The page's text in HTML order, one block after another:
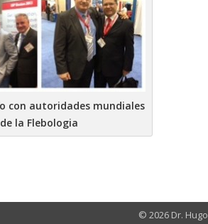
con autoridades mundiales
de la Flebologia
© 2026 Dr.